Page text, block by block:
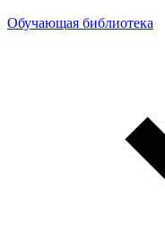
Обучающая библиотека